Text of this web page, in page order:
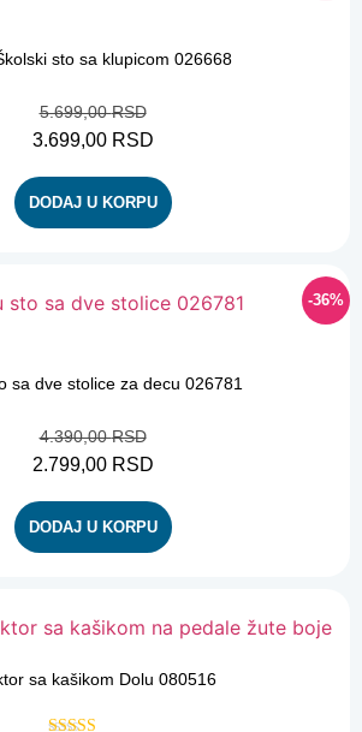
sto sa klupicom 026668
5.699,00RSD
3.699,00 RSD
DODAJ U KORPU
-36%
sa dve stolice za decu 026781
4.390,00RSD
2.799,00 RSD
DODAJ U KORPU
sa kašikom Dolu 080516